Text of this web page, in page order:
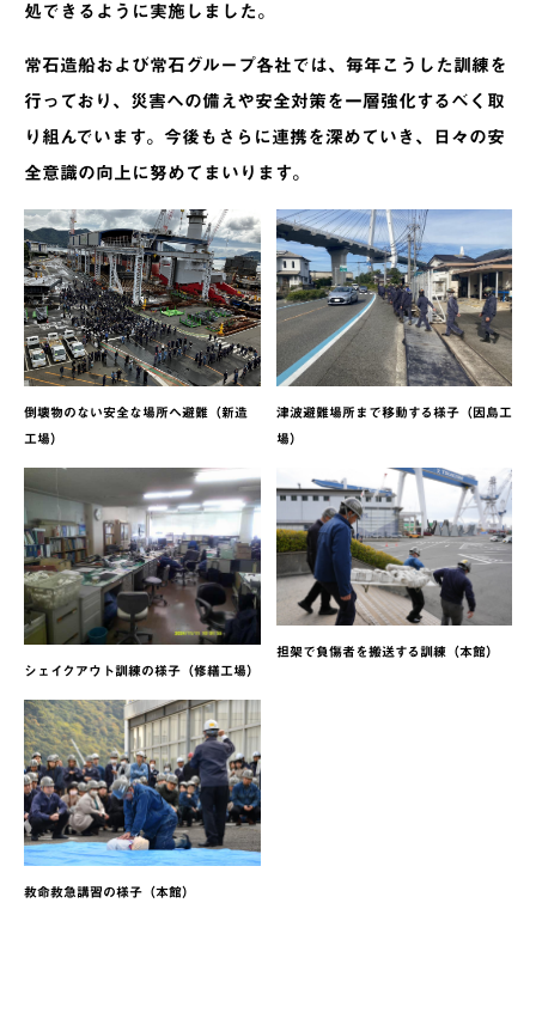
処できるように実施しました。
常石造船および常石グループ各社では、毎年こうした訓練を
行っており、災害への備えや安全対策を一層強化するべく取
り組んでいます。今後もさらに連携を深めていき、日々の安
全意識の向上に努めてまいります。
倒壊物のない安全な場所へ避難（新造
工場）
津波避難場所まで移動する様子（因島工
場）
シェイクアウト訓練の様子（修繕工場）
担架で負傷者を搬送する訓練（本館）
救命救急講習の様子（本館）